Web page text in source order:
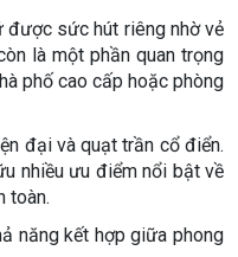
được sức hút riêng nhờ vẻ
là một phần quan trọng
phố cao cấp hoặc phòng
đại và quạt trần cổ điển.
nhiều ưu điểm nổi bật về
toàn.
năng kết hợp giữa phong